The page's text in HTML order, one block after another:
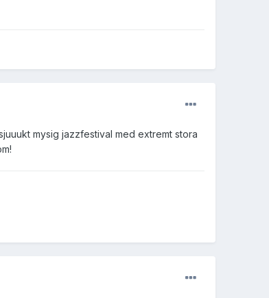
mysig jazzfestival med extremt stora